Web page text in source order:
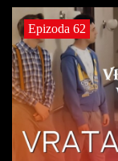
Epizoda 62